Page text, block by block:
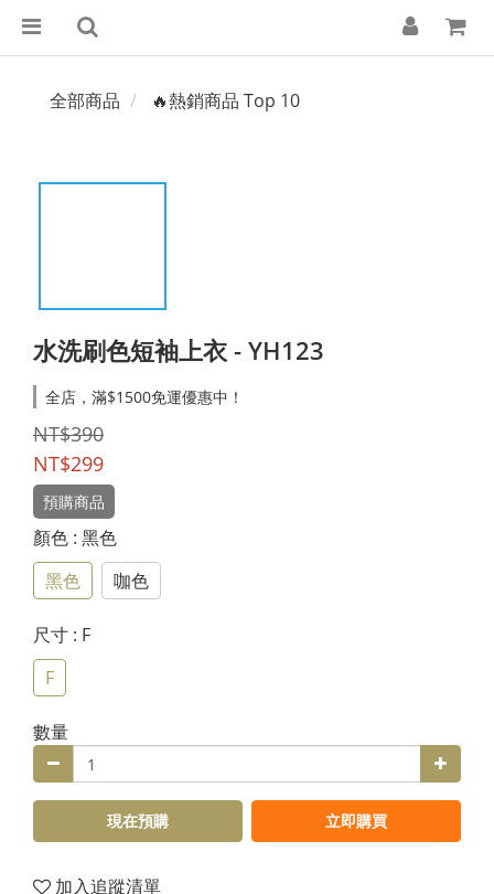
全部商品 🔥熱銷商品 Top 10
水洗刷色短袖上衣 - YH123
全店，滿$1500免運優惠中！
NT$390
NT$299
預購商品
顏色 : 黑色
黑色
咖色
尺寸 : F
F
數量
現在預購 立即購買
加入追蹤清單